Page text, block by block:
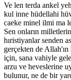
Ve len terda ankel
kul inne hüdellahi
caeke minel ilmi ma
Sen onların
hıristiyanlar senden
gerçekten de
için, sana vahiyle
arzu ve heveslerine
bulunur, ne de bir